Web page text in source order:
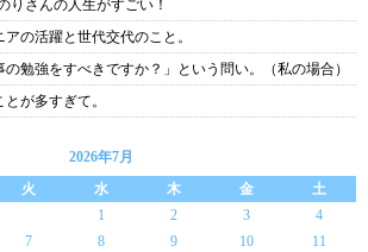
りさんの人生がすごい！
の活躍と世代交代のこと。
の勉強をすべきですか？」という問い。（私の場合）
が多すぎて。
2026年7月
火 水 木 金
土
1
2 3
4
7 8 9 10 11